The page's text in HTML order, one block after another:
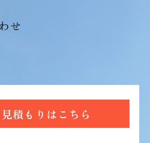
せ
積もりはこちら